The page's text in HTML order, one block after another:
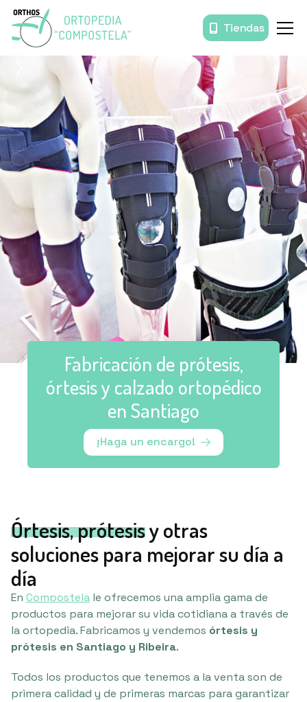
Tiendas
Fabricación de prótesis,
órtesis y calzado ortopédico
en Santiago
¡Haga un encargo!
Órtesis, prótesisy otras
soluciones para mejorar su día a
día
En Compostela le ofrecemos una amplia gama de
productos para mejorar su vida cotidiana a través de
la ortopedia. Fabricamos y vendemos órtesis y
prótesis en Santiago y Ribeira.
Todos los productos que tenemos a la venta son de
primera calidad y de primeras marcas para garantizar